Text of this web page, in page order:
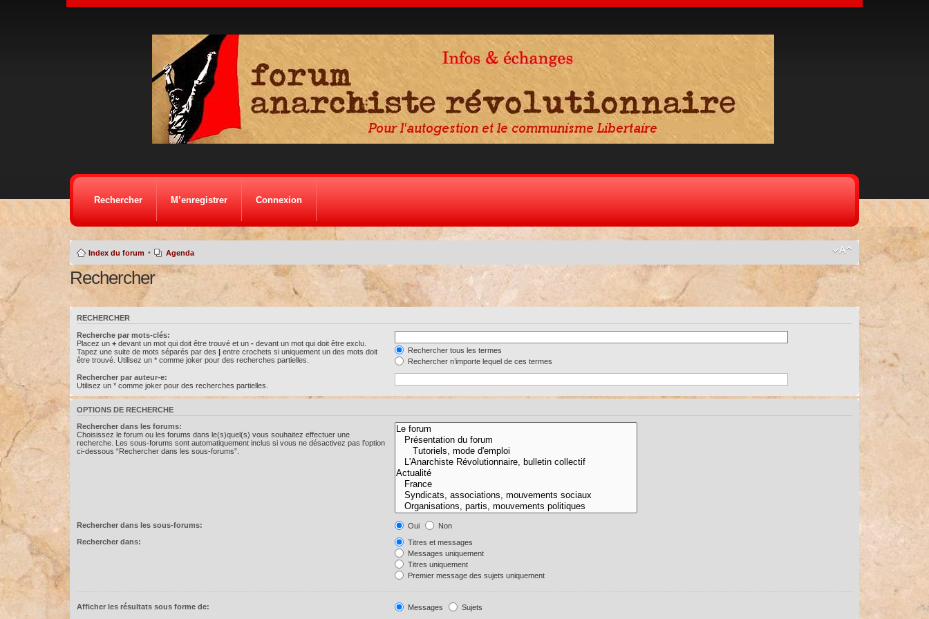
Rechercher M’enregistrer Connexion
Index du forum • Agenda
Rechercher
RECHERCHER
Recherche par mots-clés:
Placez un +devant un mot qui doit être trouvé et un -devant un mot qui doit être exclu.
Tapez une suite de mots séparés par des |entre crochets si uniquement un des mots doit
être trouvé. Utilisez un * comme joker pour des recherches partielles.
Rechercher tous les termes
Rechercher n’importe lequel de ces termes
Rechercher par auteur-e:
Utilisez un * comme joker pour des recherches partielles.
OPTIONS DE RECHERCHE
Rechercher dans les forums:
Choisissez le forum ou les forums dans le(s)quel(s) vous souhaitez effectuer une
recherche. Les sous-forums sont automatiquement inclus si vous ne désactivez pas l’option
ci-dessous “Rechercher dans les sous-forums”.
Rechercher dans les sous-forums: Oui
Non
Rechercher dans:
Titres et messages
Messages uniquement
Titres uniquement
Premier message des sujets uniquement
Afficher les résultats sous forme de: Messages Sujets